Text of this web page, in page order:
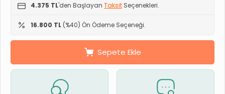
4.375 TL'den Başlayan Taksit Seçenekleri.
16.800 TL (%40) Ön Ödeme Seçeneği.
Sepete Ekle